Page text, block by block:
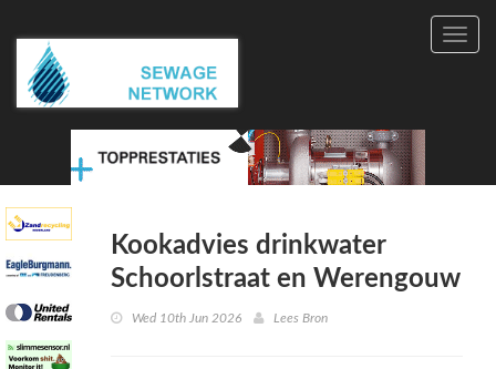
Kookadvies drinkwater
Schoorlstraat en Werengouw
Wed 10th Jun 2026 Lees Bron